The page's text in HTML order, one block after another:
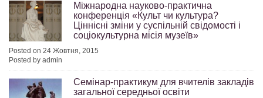
Міжнародна науково-практична
конференція «Культ чи культура?
Ціннісні зміни у суспільній свідомості і
соціокультурна місія музеїв»
Posted on 24 Жовтня, 2015
Posted by admin
Семінар-практикум для вчителів закладів
загальної середньої освіти